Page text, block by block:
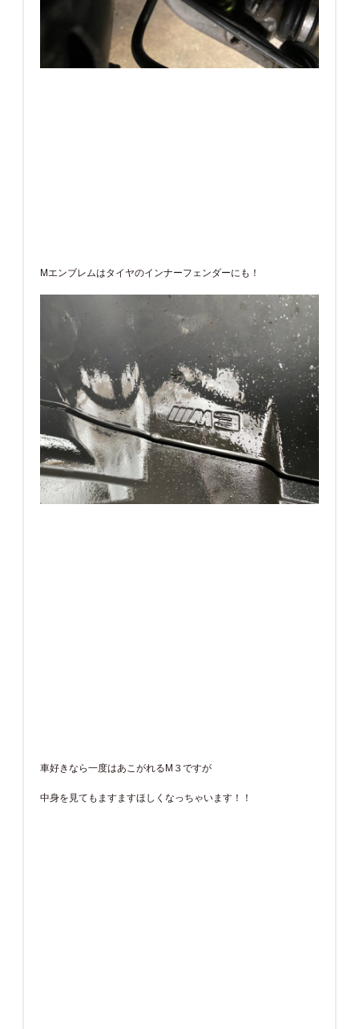
Mエンブレムはタイヤのインナーフェンダーにも！
車好きなら一度はあこがれるM３ですが
中身を見てもますますほしくなっちゃいます！！